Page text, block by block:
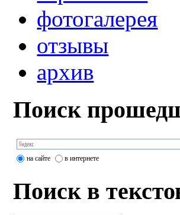
фотогалерея
отзывы
архив
Поиск
на сайте в интернете
Поиск в